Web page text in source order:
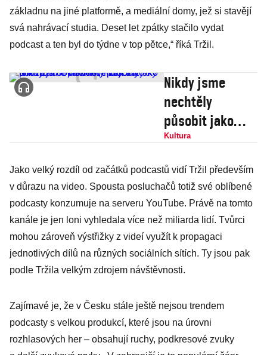
základnu na jiné platformě, a mediální domy, jež si stavějí
svá nahrávací studia. Deset let zpátky stačilo vydat
podcast a ten byl do týdne v top pětce,“ říká Tržil.
Nikdy jsme
nechtěly
působit jako
televizní
autorky
podcastu
Opravdové
zločiny
Kultura
Jako velký rozdíl od začátků podcastů vidí Tržil především
v důrazu na video. Spousta posluchačů totiž své oblíbené
podcasty konzumuje na serveru YouTube. Právě na tomto
kanále je jen loni vyhledala více než miliarda lidí. Tvůrci
mohou zároveň výstřižky z videí využít k propagaci
jednotlivých dílů na různých sociálních sítích. Ty jsou pak
podle Tržila velkým zdrojem návštěvnosti.
Zajímavé je, že v Česku stále ještě nejsou trendem
podcasty s velkou produkcí, které jsou na úrovni
rozhlasových her – obsahují ruchy, podkresové zvuky